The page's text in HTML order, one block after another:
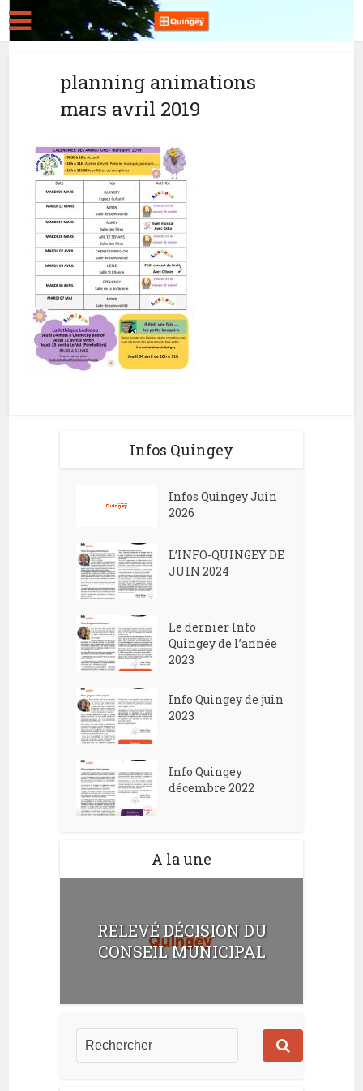
planning animations
mars avril 2019
Infos Quingey
Infos Quingey Juin
2026
L’INFO-QUINGEY DE
JUIN 2024
Le dernier Info
Quingey de l’année
2023
Info Quingey de juin
2023
Info Quingey
décembre 2022
A la une
RELEVÉ DÉCISION DU
CONSEIL MUNICIPAL